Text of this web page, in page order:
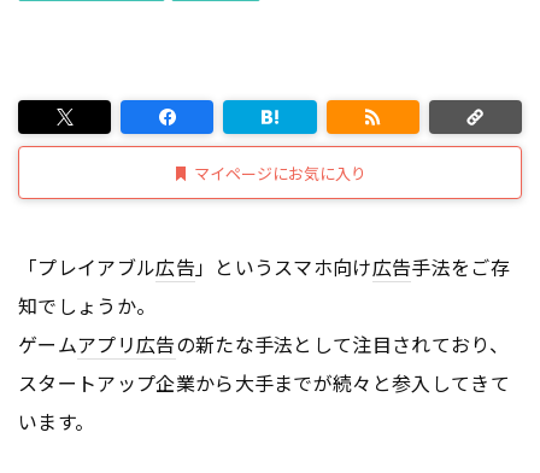
マイページにお気に入り
「プレイアブル広告」というスマホ向け広告手法をご存
知でしょうか。
ゲームアプリ広告の新たな手法として注目されており、
スタートアップ企業から大手までが続々と参入してきて
います。